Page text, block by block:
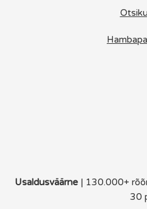
Usaldusväärne | 130.000+
30